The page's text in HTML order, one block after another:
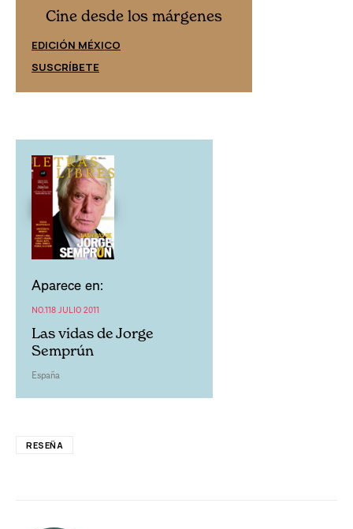
Cine desde los márgenes
EDICIÓN MÉXICO
SUSCRÍBETE
Aparece en:
NO.118 JULIO 2011
Las vidas de Jorge
Semprún
España
RESEÑA